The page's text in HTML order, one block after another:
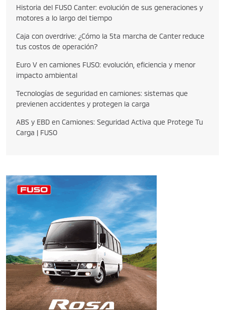
Historia del FUSO Canter: evolución de sus generaciones y
motores a lo largo del tiempo
Caja con overdrive: ¿Cómo la 5ta marcha de Canter reduce
tus costos de operación?
Euro V en camiones FUSO: evolución, eficiencia y menor
impacto ambiental
Tecnologías de seguridad en camiones: sistemas que
previenen accidentes y protegen la carga
ABS y EBD en Camiones: Seguridad Activa que Protege Tu
Carga | FUSO